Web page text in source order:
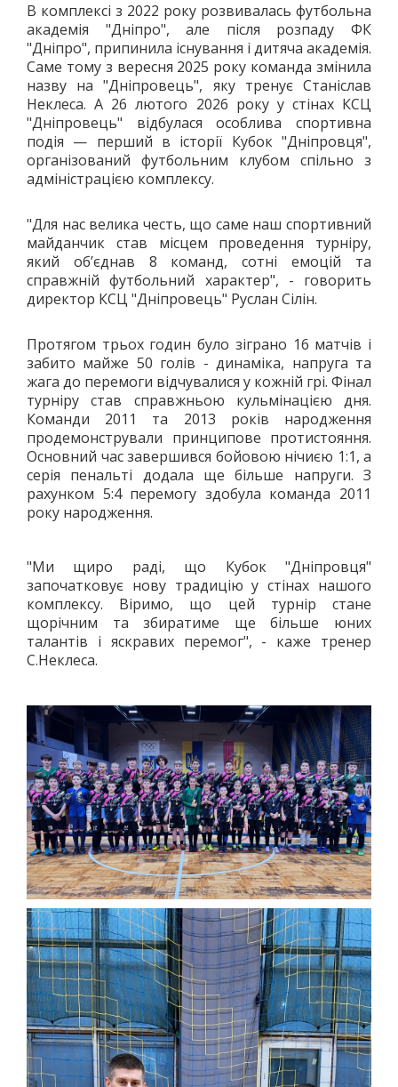
В комплексі з 2022 року розвивалась футбольна
академія "Дніпро", але після розпаду ФК
"Дніпро", припинила існування і дитяча академія.
Саме тому з вересня 2025 року команда змінила
назву на "Дніпровець", яку тренує Станіслав
Неклеса. А 26 лютого 2026 року у стінах КСЦ
"Дніпровець" відбулася особлива спортивна
подія — перший в історії Кубок "Дніпровця",
організований футбольним клубом спільно з
адміністрацією комплексу.
"Для нас велика честь, що саме наш спортивний
майданчик став місцем проведення турніру,
який обʼєднав 8 команд, сотні емоцій та
справжній футбольний характер", - говорить
директор КСЦ "Дніпровець" Руслан Сілін.
Протягом трьох годин було зіграно 16 матчів і
забито майже 50 голів - динаміка, напруга та
жага до перемоги відчувалися у кожній грі. Фінал
турніру став справжньою кульмінацією дня.
Команди 2011 та 2013 років народження
продемонстрували принципове протистояння.
Основний час завершився бойовою нічиєю 1:1, а
серія пенальті додала ще більше напруги. З
рахунком 5:4 перемогу здобула команда 2011
року народження.
"Ми щиро раді, що Кубок "Дніпровця"
започатковує нову традицію у стінах нашого
комплексу. Віримо, що цей турнір стане
щорічним та збиратиме ще більше юних
талантів і яскравих перемог", - каже тренер
С.Неклеса.